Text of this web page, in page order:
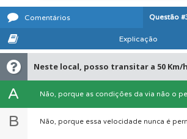
Comentários Questão
Explicação
Neste local, posso transitar a 50 Km/
A Não, porque as condições da via não o
B Não, porque essa velocidade nunca é